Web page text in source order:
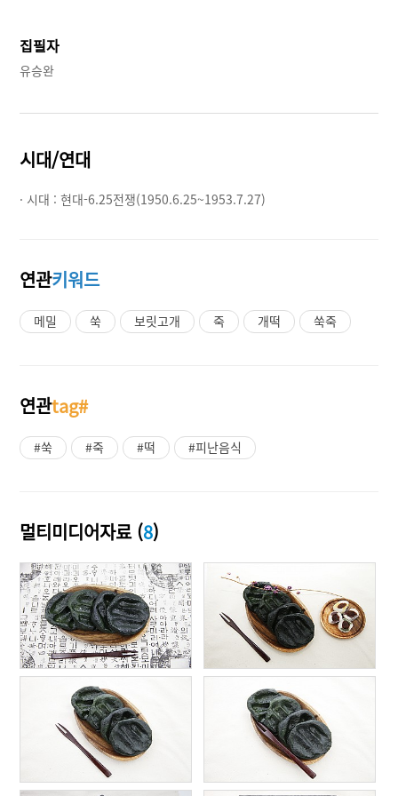
집필자
유승완
시대/연대
· 시대 :현대-6.25전쟁(1950.6.25~1953.7.27)
연관키워드
메밀 쑥 보릿고개 죽 개떡 쑥죽
연관tag#
#쑥 #죽 #떡 #피난음식
멀티미디어자료 (8)